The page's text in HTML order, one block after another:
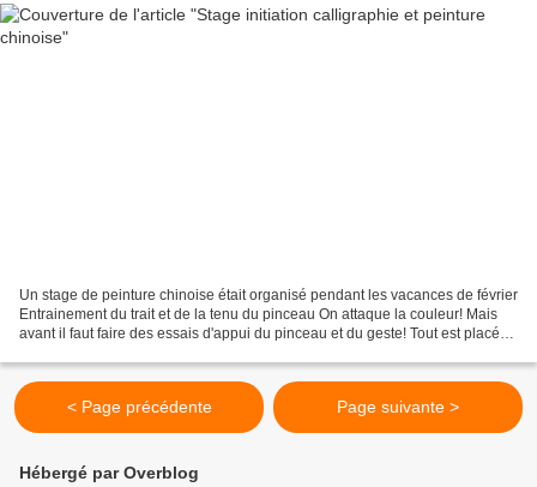
Un stage de peinture chinoise était organisé pendant les vacances de février
Entrainement du trait et de la tenu du pinceau On attaque la couleur! Mais
avant il faut faire des essais d'appui du pinceau et du geste! Tout est placé
< Page précédente Page suivante >
Hébergé par Overblog